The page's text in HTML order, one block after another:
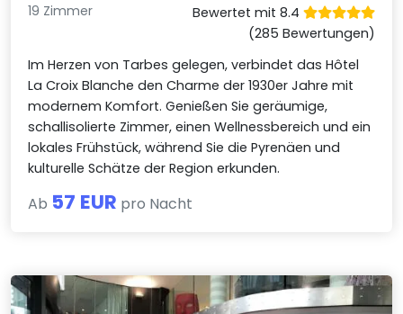
19 Zimmer
Bewertet mit 8.4
(285 Bewertungen)
Im Herzen von Tarbes gelegen, verbindet das Hôtel
La Croix Blanche den Charme der 1930er Jahre mit
modernem Komfort. Genießen Sie geräumige,
schallisolierte Zimmer, einen Wellnessbereich und ein
lokales Frühstück, während Sie die Pyrenäen und
kulturelle Schätze der Region erkunden.
Ab 57 EUR pro Nacht